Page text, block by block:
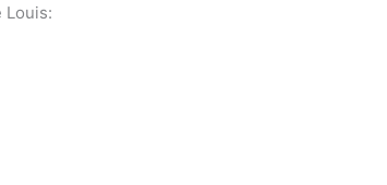
Louis: